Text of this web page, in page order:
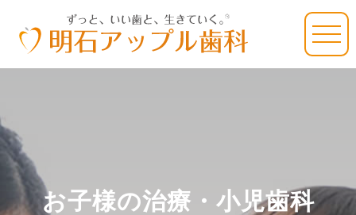
お子様の治療・小児歯科